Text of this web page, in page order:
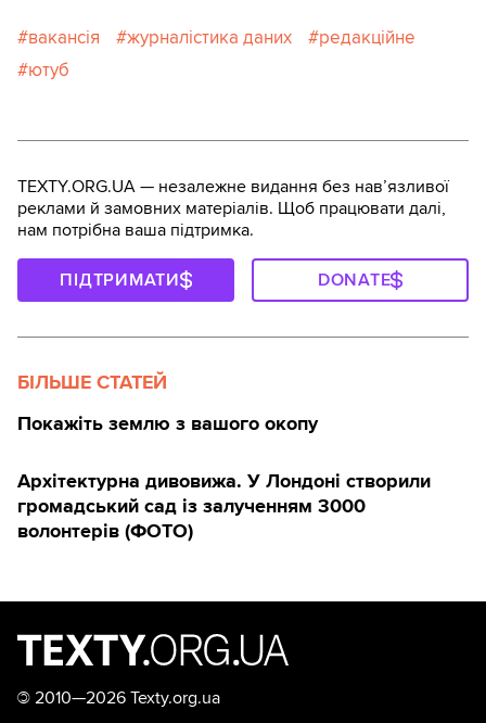
вакансія журналістика даних
редакційне
ютуб
TEXTY.ORG.UA — незалежне видання без навʼязливої
реклами й замовних матеріалів. Щоб працювати далі,
нам потрібна ваша підтримка.
ПІДТРИМАТИ DONATE
БІЛЬШЕ СТАТЕЙ
Покажіть землю з вашого окопу
Архітектурна дивовижа. У Лондоні створили
громадський сад із залученням 3000
волонтерів (ФОТО)
© 2010—2026 Texty.org.ua